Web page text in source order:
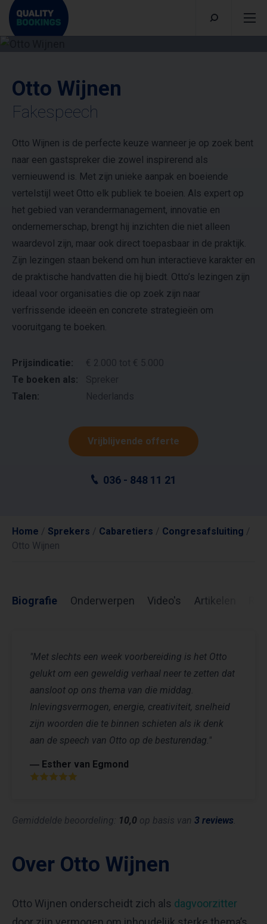
Otto Wijnen
Fakespeech
Otto Wijnen is de perfecte keuze wanneer je op zoek bent
naar een gastspreker die zowel inspirerend als
vernieuwend is. Met zijn unieke aanpak en boeiende
vertelstijl weet Otto elk publiek te boeien. Als expert op
het gebied van verandermanagement, innovatie en
ondernemerschap, brengt hij inzichten die niet alleen
waardevol zijn, maar ook direct toepasbaar in de praktijk.
Zijn lezingen staan bekend om hun interactieve karakter en
de praktische handvatten die hij biedt. Otto’s lezingen zijn
ideaal voor organisaties die op zoek zijn naar
verfrissende ideeën en concrete strategieën om
vooruitgang te boeken.
Prijsindicatie:
€ 2.000 tot € 5.000
Te boeken als:
Talen:
Vrijblijvende offerte
036 - 848 11 21
Home / Sprekers / Cabaretiers / Congresafsluiting /
Otto Wijnen
Biografie Onderwerpen Video's Artikelen
"Met slechts een week voorbereiding is het Otto
gelukt om een geweldig verhaal neer te zetten dat
aansloot op ons thema van die middag.
Inlevingsvermogen, energie, creativiteit, snelheid
zijn woorden die te binnen schieten als ik denk
aan de speech van Otto op de besturendag."
― Esther van Egmond
Gemiddelde beoordeling: 10,0 op basis van 3 reviews.
Over Otto Wijnen
Otto Wijnen onderscheidt zich als dagvoorzitter